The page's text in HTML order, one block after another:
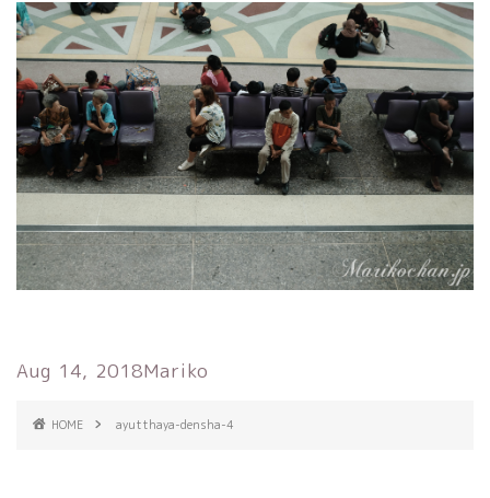
Aug 14, 2018Mariko
HOME ayutthaya-densha-4